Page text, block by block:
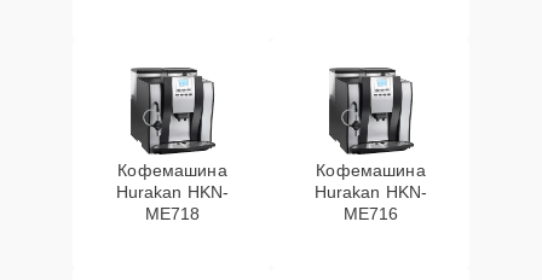
Кофемашина
Hurakan HKN-
ME718
Кофемашина
Hurakan HKN-
ME716